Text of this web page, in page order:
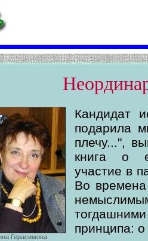
Герасимова
Кандидат
подарила
плечу...",
книга о
участие в
Во
принципа: